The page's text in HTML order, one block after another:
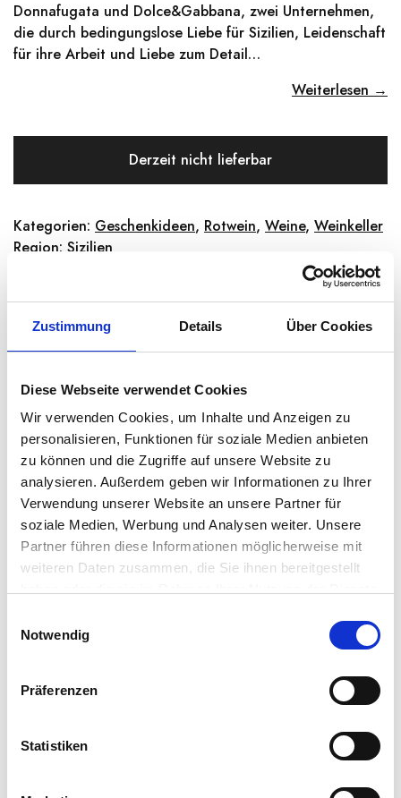
Zustimmung Details Über Cookies
Diese Webseite verwendet Cookies
Wir verwenden Cookies, um Inhalte und Anzeigen zu
personalisieren, Funktionen für soziale Medien anbieten
zu können und die Zugriffe auf unsere Website zu
analysieren. Außerdem geben wir Informationen zu Ihrer
Verwendung unserer Website an unsere Partner für
soziale Medien, Werbung und Analysen weiter. Unsere
Partner führen diese Informationen möglicherweise mit
weiteren Daten zusammen, die Sie ihnen bereitgestellt
Notwendig
Präferenzen
Statistiken
Donnafugata und Dolce&Gabbana, zwei Unternehmen,
die durch bedingungslose Liebe für Sizilien, Leidenschaft
für ihre Arbeit und Liebe zum Detail…
Weiterlesen →
Derzeit nicht lieferbar
Kategorien: Geschenkideen, Rotwein, Weine, Weinkeller
Region: Sizilien
Share:
BESCHREIBUNG
STECKBRIEF
NÄHRWERTANGABEN
Ähnliche Produkte